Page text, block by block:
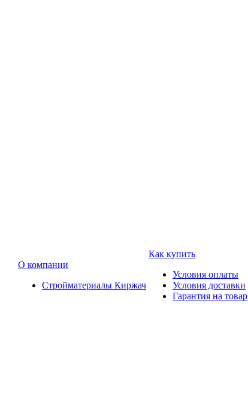
О компании
Стройматериалы Киржач
Как купить
Условия оплаты
Условия доставки
Гарантия на товар